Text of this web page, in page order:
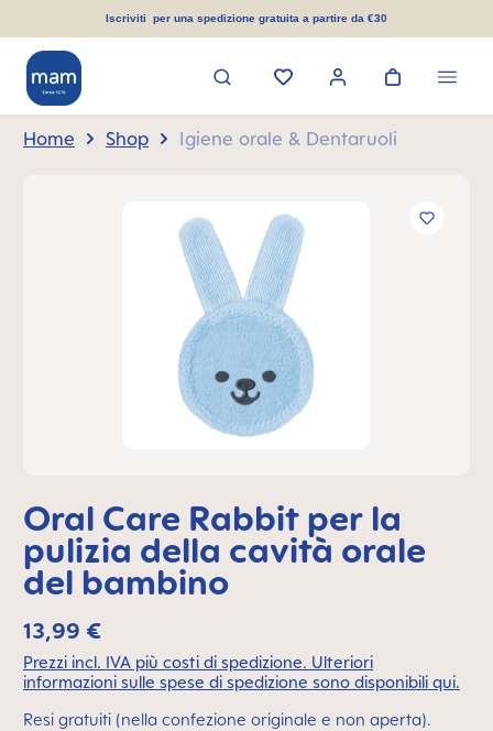
principaleIscriviti per una spedizione gratuita a partire da €30
Home Shop Igiene orale & Dentaruoli
Oral Care Rabbit per la
pulizia della cavità orale
del bambino
13,99 €
Prezzi incl. IVA più costi di spedizione. Ulteriori
informazioni sulle spese di spedizione sono disponibili qui.
Resi gratuiti (nella confezione originale e non aperta).